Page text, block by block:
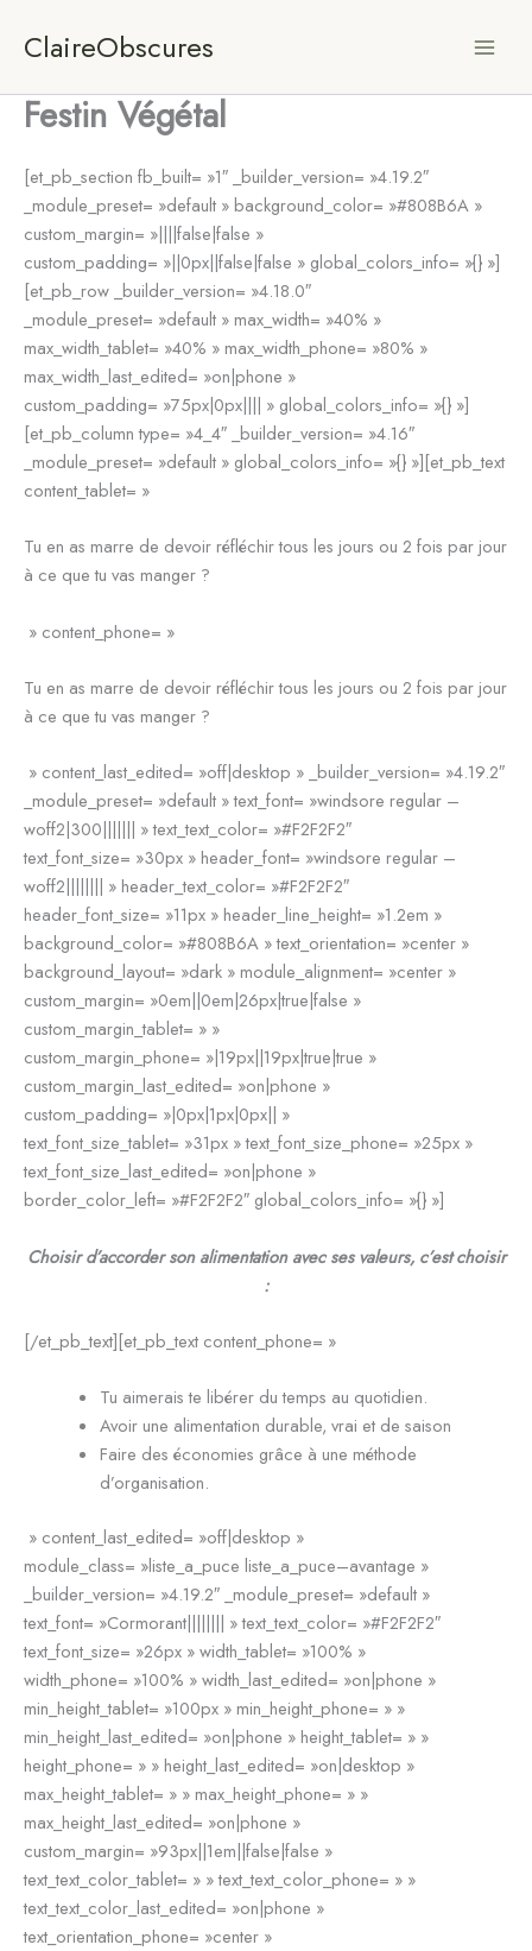
ClaireObscures
Festin Végétal
[et_pb_section fb_built= »1″ _builder_version= »4.19.2″
_module_preset= »default » background_color= »#808B6A »
custom_margin= »||||false|false »
custom_padding= »||0px||false|false » global_colors_info= »{} »]
[et_pb_row _builder_version= »4.18.0″
_module_preset= »default » max_width= »40% »
max_width_tablet= »40% » max_width_phone= »80% »
max_width_last_edited= »on|phone »
custom_padding= »75px|0px|||| » global_colors_info= »{} »]
[et_pb_column type= »4_4″ _builder_version= »4.16″
_module_preset= »default » global_colors_info= »{} »][et_pb_text
content_tablet= »
Tu en as marre de devoir réfléchir tous les jours ou 2 fois par jour
à ce que tu vas manger ?
» content_phone= »
Tu en as marre de devoir réfléchir tous les jours ou 2 fois par jour
à ce que tu vas manger ?
» content_last_edited= »off|desktop » _builder_version= »4.19.2″
_module_preset= »default » text_font= »windsore regular –
woff2|300||||||| » text_text_color= »#F2F2F2″
text_font_size= »30px » header_font= »windsore regular –
woff2|||||||| » header_text_color= »#F2F2F2″
header_font_size= »11px » header_line_height= »1.2em »
background_color= »#808B6A » text_orientation= »center »
background_layout= »dark » module_alignment= »center »
custom_margin= »0em||0em|26px|true|false »
custom_margin_tablet= » »
custom_margin_phone= »|19px||19px|true|true »
custom_margin_last_edited= »on|phone »
custom_padding= »|0px|1px|0px|| »
text_font_size_tablet= »31px » text_font_size_phone= »25px »
text_font_size_last_edited= »on|phone »
border_color_left= »#F2F2F2″ global_colors_info= »{} »]
Choisir d’accorder son alimentation avec ses valeurs, c’est choisir
:
[/et_pb_text][et_pb_text content_phone= »
Tu aimerais te libérer du temps au quotidien.
Avoir une alimentation durable, vrai et de saison
Faire des économies grâce à une méthode
d’organisation.
» content_last_edited= »off|desktop »
module_class= »liste_a_puce liste_a_puce–avantage »
_builder_version= »4.19.2″ _module_preset= »default »
text_font= »Cormorant|||||||| » text_text_color= »#F2F2F2″
text_font_size= »26px » width_tablet= »100% »
width_phone= »100% » width_last_edited= »on|phone »
min_height_tablet= »100px » min_height_phone= » »
min_height_last_edited= »on|phone » height_tablet= » »
height_phone= » » height_last_edited= »on|desktop »
max_height_tablet= » » max_height_phone= » »
max_height_last_edited= »on|phone »
custom_margin= »93px||1em||false|false »
text_text_color_tablet= » » text_text_color_phone= » »
text_text_color_last_edited= »on|phone »
text_orientation_phone= »center »